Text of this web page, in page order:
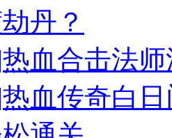
丹？
热血合击法
热血传奇白